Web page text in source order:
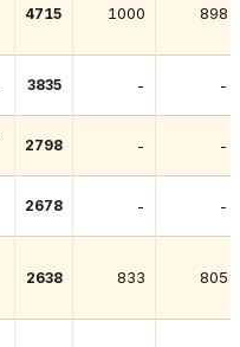
4715 1000 898
3835 - -
2798 - -
2678 - -
2638 833 805